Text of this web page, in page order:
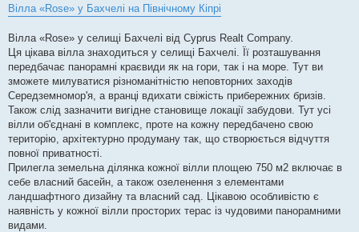
в
і
о
м
л
е
н
н
я
Вілла «Rose» у Бахчелі на Північному Кіпрі
Вілла «Rose» у селищі Бахчелі від Cyprus Realt Company.
Ця цікава вілла знаходиться у селищі Бахчелі. Її розташування
передбачає панорамні краєвиди як на гори, так і на море. Тут ви
зможете милуватися різноманітністю неповторних заходів
Середземномор'я, а вранці вдихати свіжість прибережних бризів.
Також слід зазначити вигідне становище локації забудови. Тут усі
вілли об'єднані в комплекс, проте на кожну передбачено свою
територію, архітектурно продуману так, що створюється відчуття
повної приватності.
Прилегла земельна ділянка кожної вілли площею 750 м2 включає в
себе власний басейн, а також озеленення з елементами
ландшафтного дизайну та власний сад. Цікавою особливістю є
наявність у кожної вілли просторих терас із чудовими панорамними
видами.